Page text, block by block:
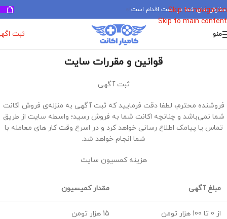
Skip to navigation
Skip to main content
سفارش های شما در دست اقدام است
منو ثبت
قوانین و مقررات سایت
ثبت آگهی
فروشنده محترم، لطفا دقت فرمایید که ثبت آگهی به منزله‌ی فروش اکانت
شما نمی‌باشد و چنانچه اکانت شما به فروش رسید؛ واسطه سایت از طریق
تماس یا پیامک اطلاع رسانی خواهد کرد و در اسرع وقت کار های معامله با
شما انجام خواهد شد.
هزینه کمسیون سایت
مبلغ آگهی مقدار کمیسیون
از 0 تا 100 هزار تومن 15 هزار تومن